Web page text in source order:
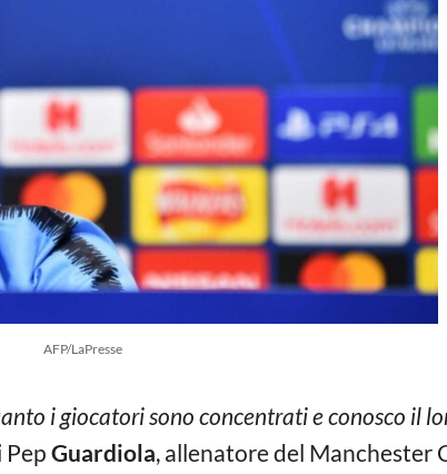
AFP/LaPresse
i giocatori sono concentrati e conosco il
PepGuardiola, allenatore del Manchester